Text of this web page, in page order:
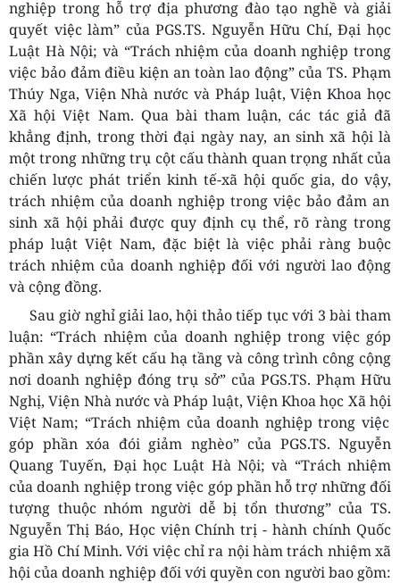
nghiệp trong hỗ trợ địa phương đào tạo nghề và giải
quyết việc làm” của PGS.TS. Nguyễn Hữu Chí, Đại học
Luật Hà Nội; và “Trách nhiệm của doanh nghiệp trong
việc bảo đảm điều kiện an toàn lao động” của TS. Phạm
Thúy Nga, Viện Nhà nước và Pháp luật, ViệnKhoa học
Xã hộiViệt Nam. Quabài tham luận, các tác giảđã
khẳng định, trong thời đại ngày nay, an sinh xã hội là
một trong những trụ cột cấu thành quan trọng nhất của
chiến lược phát triển kinh tế-xã hội quốc gia, do vậy,
trách nhiệm của doanh nghiệp trong việc bảo đảm an
sinh xã hội phải được quy định cụ thể, rõ ràng trong
pháp luật Việt Nam, đặc biệt là việc phải ràng buộc
trách nhiệm của doanh nghiệp đối với người lao động
và cộng đồng.
Sau giờ nghỉ giải lao, hội thảo tiếp tục với 3 bài tham
luận: “Trách nhiệm của doanh nghiệp trong việc góp
phần xây dựng kết cấu hạ tầng và công trình công cộng
nơi doanh nghiệp đóng trụ sở” của PGS.TS. Phạm Hữu
Nghị, Viện Nhà nước vàPháp luật, ViệnKhoa học Xã hội
ViệtNam; “Trách nhiệm của doanh nghiệp trong việc
góp phần xóa đói giảm nghèo” của PGS.TS. Nguyễn
Quang Tuyến, Đại học Luật Hà Nội; và “Trách nhiệm
của doanh nghiệp trong việc góp phần hỗ trợ những đối
tượng thuộc nhóm người dễ bị tổn thương” của TS.
Nguyễn Thị Báo, Học viện Chính trị - hành chính Quốc
gia Hồ Chí Minh.Với việc chỉ ra nội hàm trách nhiệm xã
hội của doanh nghiệp đối với quyền con người bao gồm: